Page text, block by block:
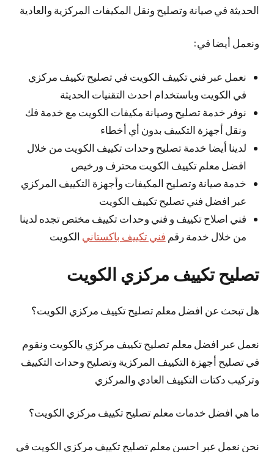
الحديثة في صيانة وتصليح ونقل المكيفات المركزية والعادية
ونعمل أيضا في:
نعمل عبر فني تكييف الكويت في تصليح تكييف مركزي
في الكويت وباستخدام احدث التقنيات الحديثة
نوفر خدمة تصليح وصيانة مكيفات الكويت مع خدمة فك
ونقل أجهزة التكييف بدون أي أخطاء
لدينا أيضا خدمة تصليح وحدات تكييف الكويت من خلال
افضل معلم تكييف الكويت محترف ورخيص
خدمة صيانة وتصليح المكيفات وأجهزة التكييف المركزي
عبر افضل فني تصليح تكييف الكويت
فني اصلاح تكييف و فني وحدات تكييف مختص تجده لدينا
من خلال خدمة رقم فني تكييف باكستاني الكويت
تصليح تكييف مركزي الكويت
هل تبحث عن افضل معلم تصليح تكييف مركزي الكويت؟
نعمل عبر افضل معلم تصليح تكييف مركزي بالكويت ونقوم
في تصليح أجهزة التكييف المركزية وتصليح وحدات التكييف
وتركيب دكتات التكييف العادي والمركزي
ما هي افضل خدمات معلم تصليح تكييف مركزي الكويت؟
نحن نعمل عبر احسن معلم تصليح تكييف مركزي الكويت في